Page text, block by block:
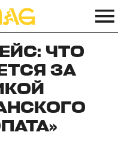
ЧТО
ЗА